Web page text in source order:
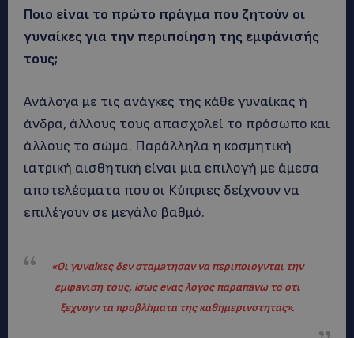
Ποιο είναι το πρώτο πράγμα που ζητούν οι
γυναίκες για την περιποίηση της εμφάνισής
τους;
Ανάλογα με τις ανάγκες της κάθε γυναίκας ή
άνδρα, άλλους τους απασχολεί το πρόσωπο και
άλλους το σώμα. Παράλληλα η κοσμητική
ιατρική αισθητική είναι μια επιλογή με άμεσα
αποτελέσματα που οι Κύπριες δείχνουν να
επιλέγουν σε μεγάλο βαθμό.
«Oι γυναiκες δεν σταμaτησαν να περιποιοyνται την
εμφaνιση τους, iσως eνας λoγος παραπaνω το oτι
ξεχνοyν τα προβλhματα της καθημερινoτητας».